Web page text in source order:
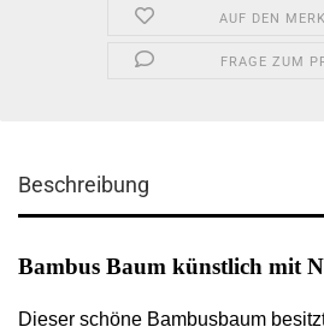
AUF DEN
FRAGE ZUM
Beschreibung
Bambus Baum künstlich mit
Dieser schöne Bambusbaum